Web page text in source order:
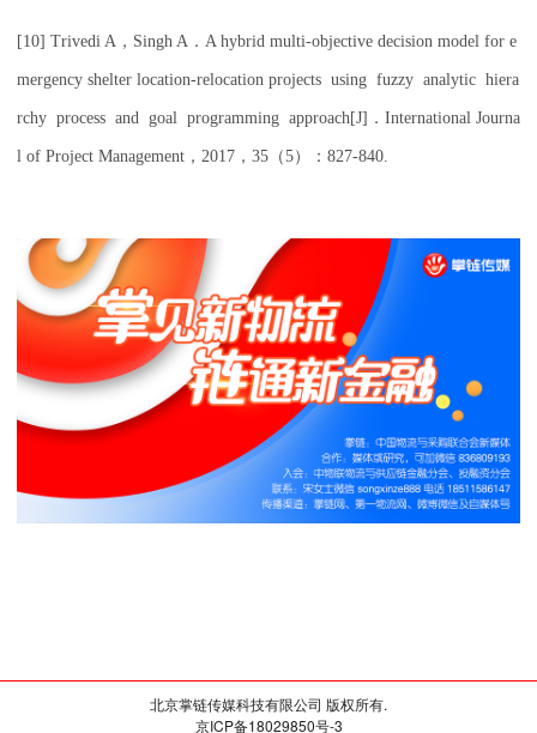
[10] Trivedi A，Singh A．A hybrid multi-objective decision model for e
mergency shelter location-relocation projects using fuzzy analytic hiera
rchy process and goal programming approach[J]．International Journa
l of Project Management，2017，35（5）：827-840.
北京掌链传媒科技有限公司 版权所有.
京ICP备18029850号-3